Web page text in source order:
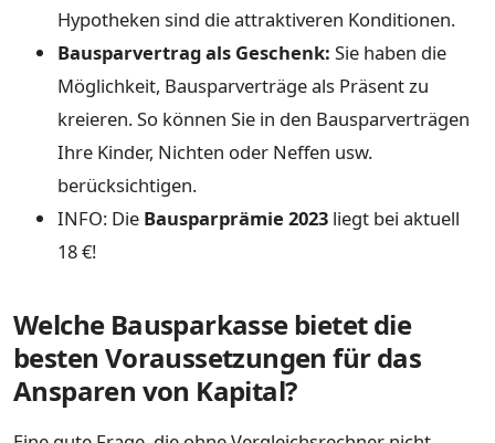
Hypotheken sind die attraktiveren Konditionen.
Bausparvertrag als Geschenk: Sie haben die
Möglichkeit, Bausparverträge als Präsent zu
kreieren. So können Sie in den Bausparverträgen
Ihre Kinder, Nichten oder Neffen usw.
berücksichtigen.
INFO: Die Bausparprämie 2023 liegt bei aktuell
18 €!
Welche Bausparkasse bietet die
besten Voraussetzungen für das
Ansparen von Kapital?